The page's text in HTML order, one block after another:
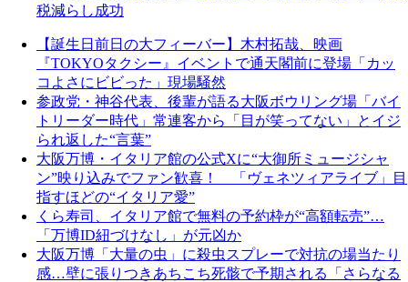
税減らし成功
【誕生日前日の大フィーバー】木村拓哉、映画
『TOKYOタクシー』イベントで通天閣前に登場「カッ
コよさにビビった」現場騒然
参政党・神谷代表、後輩が語る大阪ボウリング場「バイ
トリーダー時代」常連客から「目が笑ってない」とイジ
られ返した“言葉”
大阪万博・イタリア館の公式Xに“大御所ミュージシャ
ン”映り込みでファン歓喜！ 「ヴェネツィアライブ」目
指すほどの“イタリア愛”
くら寿司、イタリア館で無料の予約枠が“高額転売”…
「万博ID紐づけなし」が元凶か
大阪万博「大量の虫」に殺虫スプレーで対抗の場当たり
感…壁に張りつきあちこち死骸で予期される「さらなる